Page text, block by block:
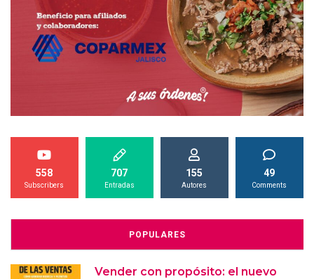
558
Subscribers
707
Entradas
155
Autores
49
Comments
POPULARES
Vender con propósito: el nuevo